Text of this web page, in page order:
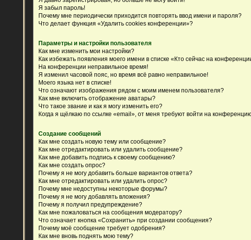
Я забыл пароль!
Почему мне периодически приходится повторять ввод имени и пароля?
Что делает функция «Удалить cookies конференции»?
Параметры и настройки пользователя
Как мне изменить мои настройки?
Как избежать появления моего имени в списке «Кто сейчас на
На конференции неправильное время!
Я изменил часовой пояс, но время всё равно неправильное!
Моего языка нет в списке!
Что означают изображения рядом с моим именем пользователя?
Как мне включить отображение аватары?
Что такое звание и как я могу изменить его?
Когда я щёлкаю по ссылке «email», от меня требуют войти на
Создание сообщений
Как мне создать новую тему или сообщение?
Как мне отредактировать или удалить сообщение?
Как мне добавить подпись к своему сообщению?
Как мне создать опрос?
Почему я не могу добавить больше вариантов ответа?
Как мне отредактировать или удалить опрос?
Почему мне недоступны некоторые форумы?
Почему я не могу добавлять вложения?
Почему я получил предупреждение?
Как мне пожаловаться на сообщения модератору?
Что означает кнопка «Сохранить» при создании сообщения?
Почему моё сообщение требует одобрения?
Как мне вновь поднять мою тему?